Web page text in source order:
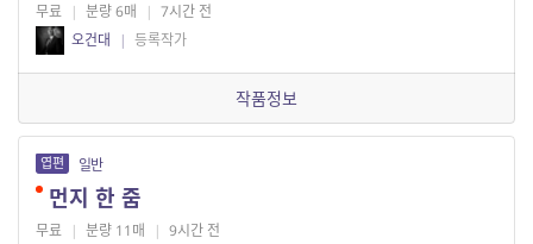
무료 | 분량 6매 | 7시간 전
오건대
| 등록작가
작품정보
엽편 일반
먼지 한 줌
무료 | 분량 11매 | 9시간 전